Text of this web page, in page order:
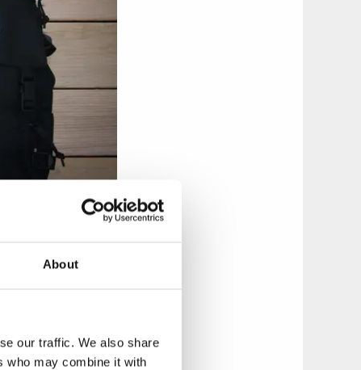
About
our traffic. We also share
who may combine it with
du långt
sträckor kan
så försök att